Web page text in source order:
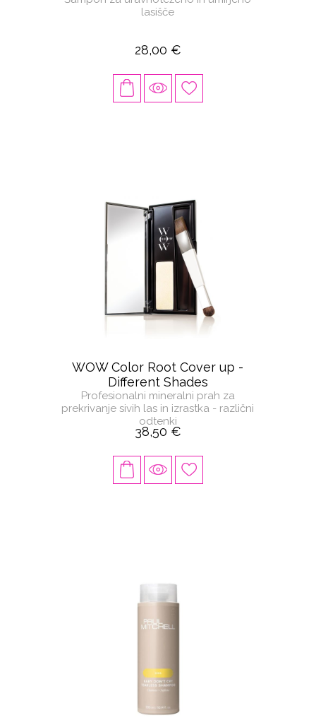
lasišče
28,00 €
WOW Color Root Cover up -
Different Shades
Profesionalni mineralni prah za
prekrivanje sivih las in izrastka - različni
odtenki
38,50 €